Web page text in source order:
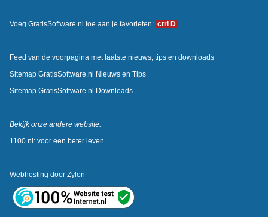
Voeg GratisSoftware.nl toe aan je favorieten: ctrl D
Feed van de voorpagina met laatste nieuws, tips en downloads
Sitemap GratisSoftware.nl Nieuws en Tips
Sitemap GratisSoftware.nl Downloads
Bekijk onze andere website:
1100.nl: voor een beter leven
Webhosting door Zylon